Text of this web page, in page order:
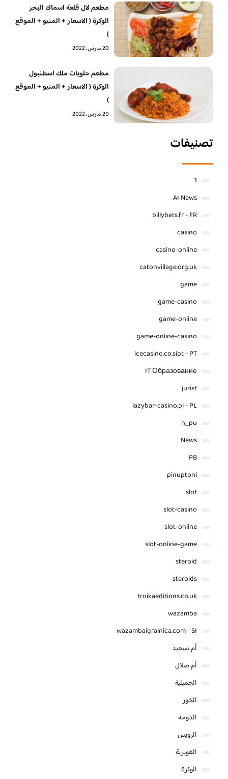
مطعم لال قلعة اسماك البحر
الوكرة ( الاسعار + المنيو + الموقع
)
20 مارس، 2022
‏مطعم حلويات ملك اسطنبول
الوكرة ( الاسعار + المنيو + الموقع
)
20 مارس، 2022
تصنيفات
1
AI News
billybets.fr - FR
casino
casino-online
catonvillage.org.uk
game
game-casino
game-online
game-online-casino
icecasino.co.sipt - PT
IT Образование
jurist
lazybar-casino.pl - PL
n_pu
News
PB
pinuptoni
slot
slot-casino
slot-online
slot-online-game
steroid
steroids
troikaeditions.co.uk
wazamba
wazambaigralnica.com - SI
أم سيعيد
أم صلال
الجميلية
الخور
الدوحة
الرويس
الغويرية
الوكرة